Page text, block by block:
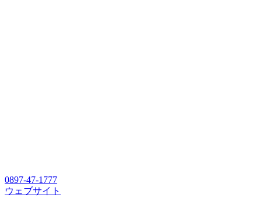
0897-47-1777
ウェブサイト